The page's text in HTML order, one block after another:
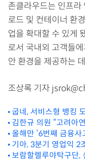
존클라우드는 인프라
로드 및 컨테이너 환
업을 확대할 수 있게
로서 국내외 고객들
안 환경을 제공하는
조상록 기자
굽네, 서비스형 뱅킹
김한규 의원 “고려아
올해만 ‘6번째 금융
기아, 3분기 영업익
보람할렐루야탁구단,